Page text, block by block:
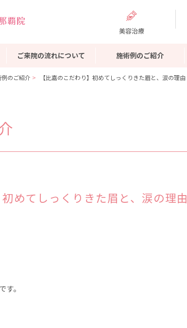
美容治療
ご来院の流れについて 施術例のご紹介
のご紹介 【比嘉のこだわり】初めてしっくりきた眉と、涙の理由
初めてしっくりきた眉と、涙の理由
す。